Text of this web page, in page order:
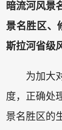
暗流河风景
景名胜区、
斯拉河省级
为加大
度，正确处
景名胜区的